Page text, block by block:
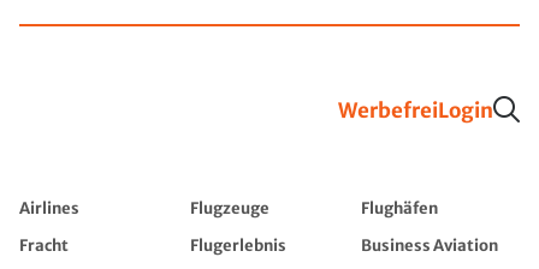
WerbefreiLogin
Airlines Flugzeuge
Flughäfen
Fracht
Flugerlebnis
Business Aviation